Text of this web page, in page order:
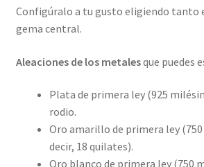
Configúralo a tu gusto eligiendo tanto
gema central.
Aleaciones de los metalesque puedes
Plata de primera ley (925
rodio.
Oro amarillo de primera ley
decir, 18 quilates).
Oro blanco de primera ley (750